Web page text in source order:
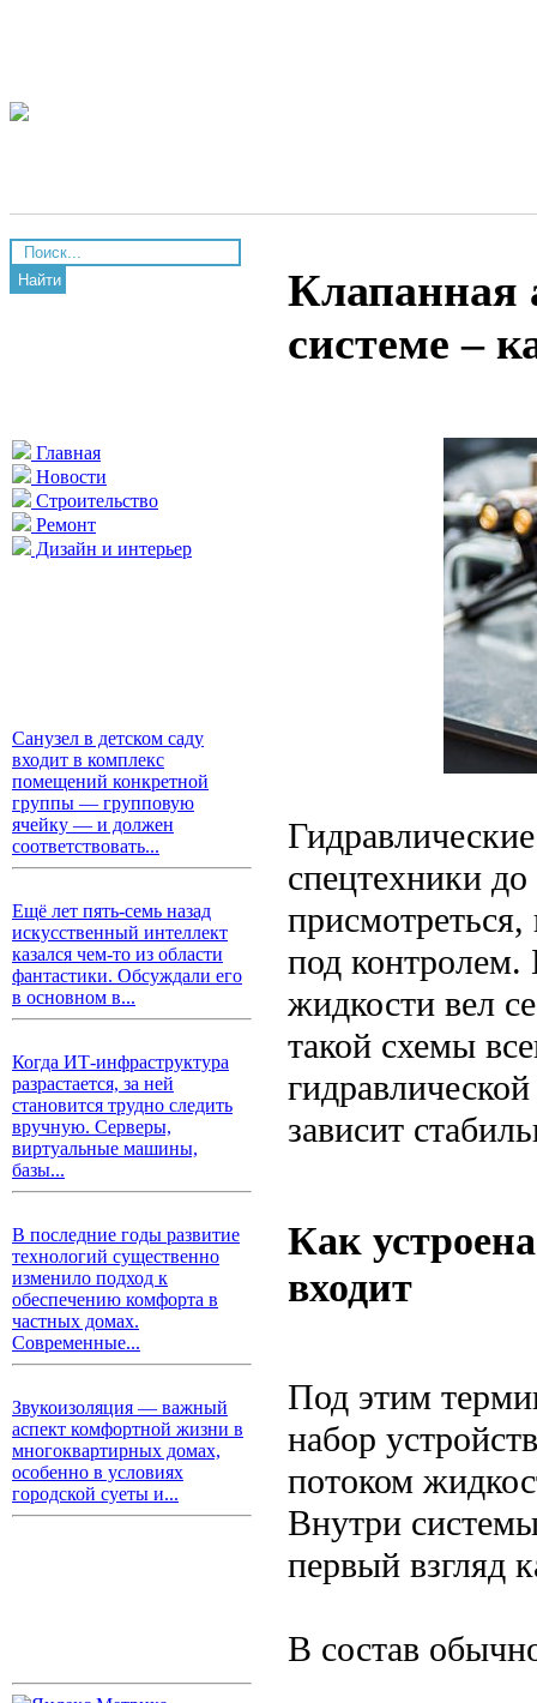
Найти
Главная
Новости
Строительство
Ремонт
Дизайн и интерьер
Санузел в детском саду
входит в комплекс
помещений конкретной
группы — групповую
ячейку — и должен
соответствовать...
Ещё лет пять-семь назад
искусственный интеллект
казался чем-то из области
фантастики. Обсуждали его
в основном в...
Когда ИТ-инфраструктура
разрастается, за ней
становится трудно следить
вручную. Серверы,
виртуальные машины,
базы...
В последние годы развитие
технологий существенно
изменило подход к
обеспечению комфорта в
частных домах.
Современные...
Звукоизоляция — важный
аспект комфортной жизни в
многоквартирных домах,
особенно в условиях
городской суеты и...
Клапанная
системе –
спецтехники
под контролем.
жидкости вел
такой схемы
зависит
Как
входит
Под этим
набор
потоком
Внутри
первый взгляд
В состав